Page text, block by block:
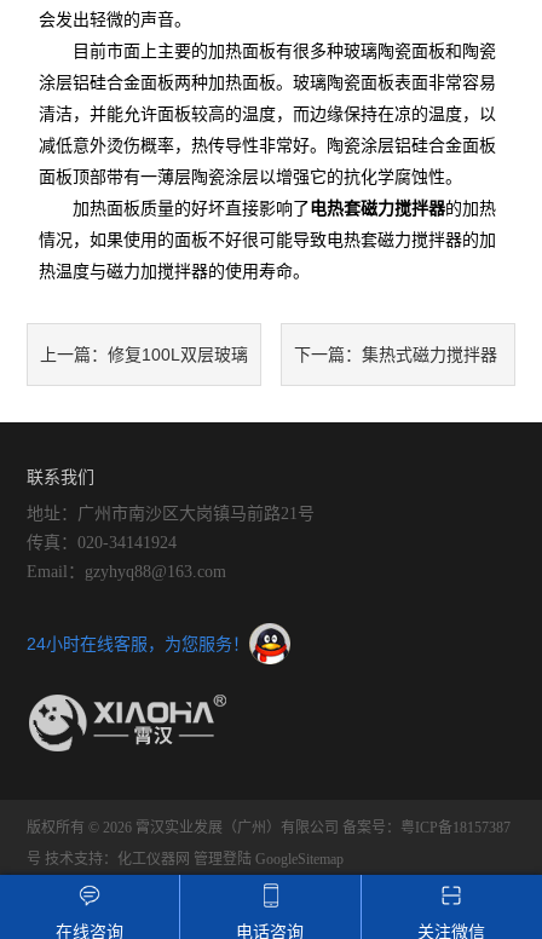
高低温循环装置
低温反应浴/恒温槽
电热套
旋片式真空泵
微波化学反应器
显微熔点测定仪
蠕动泵
摇床
聚四氟乙烯
仪器、真空推车
火焰光度计
会发出轻微的声音。
目前市面上主要的加热面板有很多种玻璃陶瓷面板和陶瓷
涂层铝硅合金面板两种加热面板。玻璃陶瓷面板表面非常容易
清洁，并能允许面板较高的温度，而边缘保持在凉的温度，以
减低意外烫伤概率，热传导性非常好。陶瓷涂层铝硅合金面板
面板顶部带有一薄层陶瓷涂层以增强它的抗化学腐蚀性。
加热面板质量的好坏直接影响了电热套磁力搅拌器的加热
情况，如果使用的面板不好很可能导致电热套磁力搅拌器的加
热温度与磁力加搅拌器的使用寿命。
上一篇：修复100L双层玻璃 下一篇： 集热式磁力搅拌器
联系我们
地址：广州市南沙区大岗镇马前路21号
传真：020-34141924
Email：gzyhyq88@163.com
24小时在线客服，为您服务！
版权所有 © 2026 霄汉实业发展（广州）有限公司 备案号：粤ICP备18157387
号 技术支持： 化工仪器网 管理登陆 GoogleSitemap
在线咨询 电话咨询 关注微信